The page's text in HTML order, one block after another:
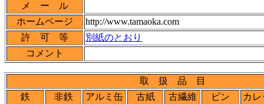
メ ー ル
ホームページ
http://www.tamaoka.com
許 可 等
別紙のとおり
コメント
取 扱 品 目
鉄
非鉄 アルミ缶 古紙 古繊維 ビン カレ